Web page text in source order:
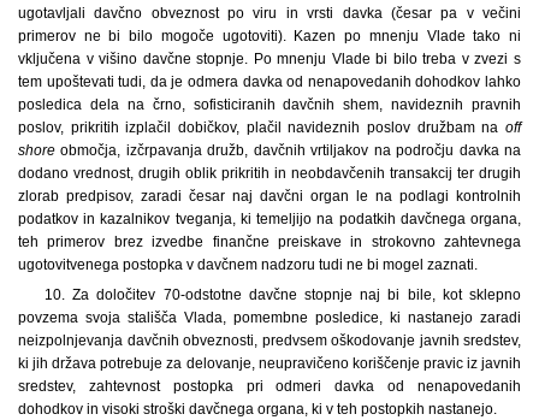
ugotavljali davčno obveznost po viru in vrsti davka (česar pa v večini
primerov ne bi bilo mogoče ugotoviti). Kazen po mnenju Vlade tako ni
vključena v višino davčne stopnje. Po mnenju Vlade bi bilo treba v zvezi s
tem upoštevati tudi, da je odmera davka od nenapovedanih dohodkov lahko
posledica dela na črno, sofisticiranih davčnih shem, navideznih pravnih
poslov, prikritih izplačil dobičkov, plačil navideznih poslov družbam na off
shore območja, izčrpavanja družb, davčnih vrtiljakov na področju davka na
dodano vrednost, drugih oblik prikritih in neobdavčenih transakcij ter drugih
zlorab predpisov, zaradi česar naj davčni organ le na podlagi kontrolnih
podatkov in kazalnikov tveganja, ki temeljijo na podatkih davčnega organa,
teh primerov brez izvedbe finančne preiskave in strokovno zahtevnega
ugotovitvenega postopka v davčnem nadzoru tudi ne bi mogel zaznati.
10. Za določitev 70-odstotne davčne stopnje naj bi bile, kot sklepno
povzema svoja stališča Vlada, pomembne posledice, ki nastanejo zaradi
neizpolnjevanja davčnih obveznosti, predvsem oškodovanje javnih sredstev,
ki jih država potrebuje za delovanje, neupravičeno koriščenje pravic iz javnih
sredstev, zahtevnost postopka pri odmeri davka od nenapovedanih
dohodkov in visoki stroški davčnega organa, ki v teh postopkih nastanejo.